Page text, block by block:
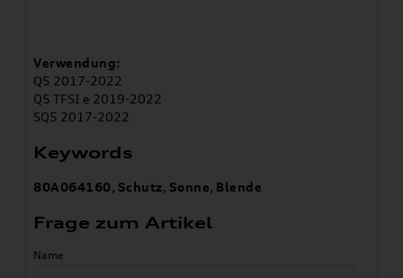
Verwendung:
Q5 2017-2022
Q5 TFSI e 2019-2022
SQ5 2017-2022
Keywords
80A064160, Schutz, Sonne, Blende
Frage zum Artikel
Name